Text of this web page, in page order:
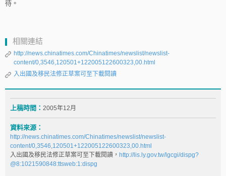
待。
相關連結
http://news.chinatimes.com/Chinatimes/newslist/newslist-
content/0,3546,120501+122005122600323,00.html
入出國及移民法修正草案可至下載閱讀
上稿時間： 2005年12月
資料來源：
http://news.chinatimes.com/Chinatimes/newslist/newslist-
content/0,3546,120501+122005122600323,00.html
入出國及移民法修正草案可至下載閱讀， http://lis.ly.gov.tw/lgcgi/dispg?
@8:1021590848:ttsweb:1:dispg